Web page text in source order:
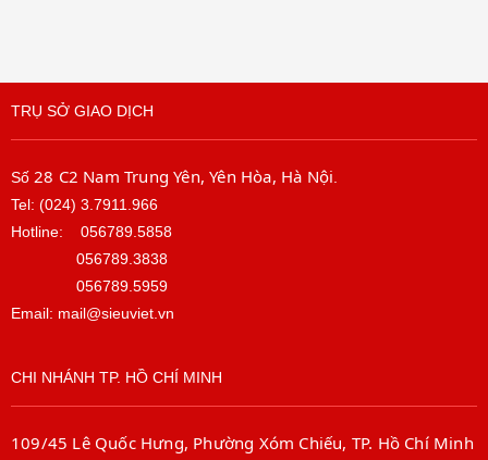
TRỤ SỞ GIAO DỊCH
Số 28 C2 Nam Trung Yên, Yên Hòa, Hà Nội.
Tel: (024) 3.7911.966
Hotline: 056789.5858
056789.3838
056789.5959
Email: mail@sieuviet.vn
CHI NHÁNH TP. HỒ CHÍ MINH
109/45 Lê Quốc Hưng, Phường Xóm Chiếu, TP. Hồ Chí Minh